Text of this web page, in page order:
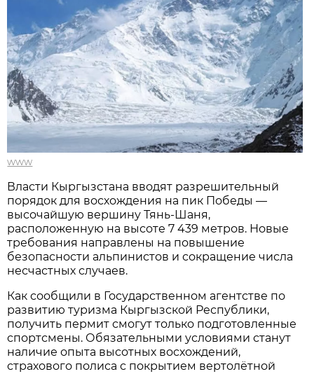
www
Власти Кыргызстана вводят разрешительный
порядок для восхождения на пик Победы —
высочайшую вершину Тянь-Шаня,
расположенную на высоте 7 439 метров. Новые
требования направлены на повышение
безопасности альпинистов и сокращение числа
несчастных случаев.
Как сообщили в Государственном агентстве по
развитию туризма Кыргызской Республики,
получить пермит смогут только подготовленные
спортсмены. Обязательными условиями станут
наличие опыта высотных восхождений,
страхового полиса с покрытием вертолётной